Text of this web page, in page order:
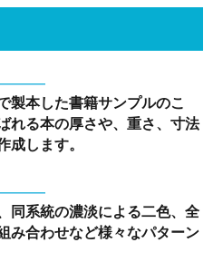
製本した書籍サンプルのこ
れる本の厚さや、重さ、寸法
成します。
同系統の濃淡による二色、全
み合わせなど様々なパターン